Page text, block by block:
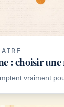
: choisir une
vraiment